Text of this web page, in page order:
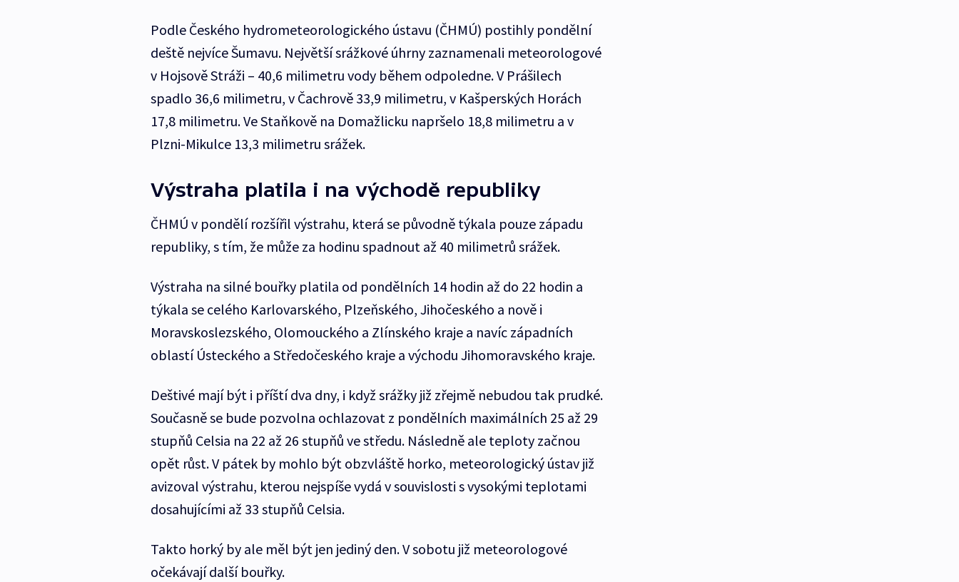
Podle Českého hydrometeorologického ústavu (ČHMÚ) postihly pondělní
deště nejvíce Šumavu. Největší srážkové úhrny zaznamenali meteorologové
v Hojsově Stráži – 40,6 milimetru vody během odpoledne. V Prášilech
spadlo 36,6 milimetru, v Čachrově 33,9 milimetru, v Kašperských Horách
17,8 milimetru. Ve Staňkově na Domažlicku napršelo 18,8 milimetru a v
Plzni-Mikulce 13,3 milimetru srážek.
Výstraha platila i na východě republiky
ČHMÚ v pondělí rozšířil výstrahu, která se původně týkala pouze západu
republiky, s tím, že může za hodinu spadnout až 40 milimetrů srážek.
Výstraha na silné bouřky platila od pondělních 14 hodin až do 22 hodin a
týkala se celého Karlovarského, Plzeňského, Jihočeského a nově i
Moravskoslezského, Olomouckého a Zlínského kraje a navíc západních
oblastí Ústeckého a Středočeského kraje a východu Jihomoravského kraje.
Deštivé mají být i příští dva dny, i když srážky již zřejmě nebudou tak prudké.
Současně se bude pozvolna ochlazovat z pondělních maximálních 25 až 29
stupňů Celsia na 22 až 26 stupňů ve středu. Následně ale teploty začnou
opět růst. V pátek by mohlo být obzvláště horko, meteorologický ústav již
avizoval výstrahu, kterou nejspíše vydá v souvislosti s vysokými teplotami
dosahujícími až 33 stupňů Celsia.
Takto horký by ale měl být jen jediný den. V sobotu již meteorologové
očekávají další bouřky.